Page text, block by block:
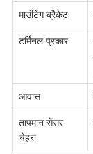
माउंटिंग ब्रैकेट
टर्मिनल प्रकार
आवास
तापमान सेंसर
चेहरा